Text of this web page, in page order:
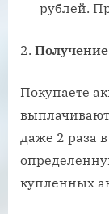
рублей.
2.
Покупаете
даже 2 раза
купленных